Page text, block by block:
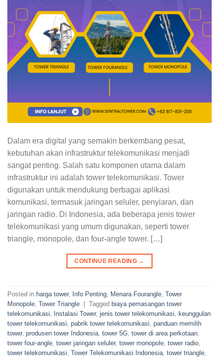
Dalam era digital yang semakin berkembang pesat,
kebutuhan akan infrastruktur telekomunikasi menjadi
sangat penting. Salah satu komponen utama dalam
infrastruktur ini adalah tower telekomunikasi. Tower
digunakan untuk mendukung berbagai aplikasi
komunikasi, termasuk jaringan seluler, penyiaran, dan
jaringan radio. Di Indonesia, ada beberapa jenis tower
telekomunikasi yang umum digunakan, seperti tower
triangle, monopole, dan four-angle tower. […]
CONTINUE READING →
Posted in harga tower, Info Penting Menara Fourangle Tower
Monopole Tower Triangle Tagged biaya pemasangan tower
telekomunikasi
Instalasi Tower, jenis tower telekomunikasi
keunggulan
tower telekomunikasi pabrik tower telekomunikasi panduan memilih
tower, produsen tower Indonesia tower 5G tower di area perkotaan
tower four-angle tower jaringan seluler, tower monopole tower radio
tower telekomunikasi Tower Telekomunikasi Indonesia tower triangle